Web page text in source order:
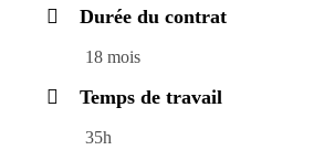
Durée du contrat
18 mois
Temps de travail
35h